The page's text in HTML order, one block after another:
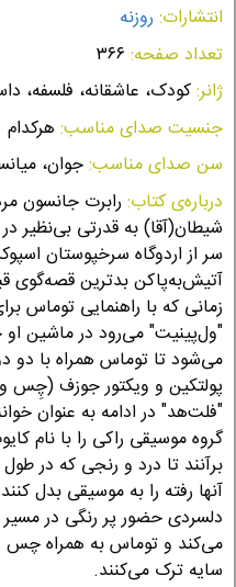
انتشارات: روزنه
تعداد صفحه:
ژانر:کودک، عاشقانه، فلسفه،
جنسیت صدای مناسب: هرکدام
سن صدای مناسب:جوان،
درباره‌ی کتاب: رابرت جانسون
شیطان(آقا) به قدرتی بی‌نظیر
سر از اردوگاه سرخپوستان
آتیش‌به‌پا‌کن بدترین قصه‌گوی
زمانی که با راهنمایی توماس
"ول‌پینیت" می‌رود در ماشین او
می‌شود تا توماس همراه با دو
پولتکین و ویکتور جوزف (چِس
"فلت‌هد" در ادامه به عنوان
گروه موسیقی راکی را با نام
برآنند تا درد و رنجی که در
آنها رفته را به موسیقی بدل
دلسردی حضور پر رنگی در مسیر
می‌کند و توماس به همراه چس و
سایه ترک می‌کنند.